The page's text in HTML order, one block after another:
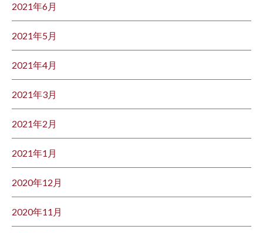
2021年6月
2021年5月
2021年4月
2021年3月
2021年2月
2021年1月
2020年12月
2020年11月